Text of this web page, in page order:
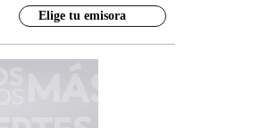
Elige tu emisora